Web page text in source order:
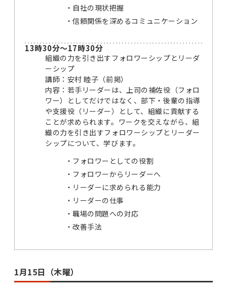
自社の現状把握
信頼関係を深めるコミュニケーション
13時30分～17時30分
組織の力を引き出すフォロワーシップとリーダ
ーシップ
講師：安村 睦子（前掲）
内容：若手リーダーは、上司の補佐役（フォロ
ワー）としてだけではなく、部下・後輩の指導
や支援役（リーダー）として、組織に貢献する
ことが求められます。ワークを交えながら、組
織の力を引き出すフォロワーシップとリーダー
シップについて、学びます。
フォロワーとしての役割
フォロワーからリーダーへ
リーダーに求められる能力
リーダーの仕事
職場の問題への対応
改善手法
1月15日（木曜）